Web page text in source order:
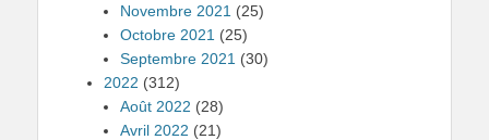
Novembre 2021 (25)
Octobre 2021 (25)
Septembre 2021 (30)
2022 (312)
Août 2022 (28)
Avril 2022 (21)